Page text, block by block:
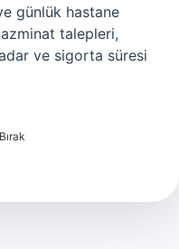
günlük hastane
talepleri,
ve sigorta süresi